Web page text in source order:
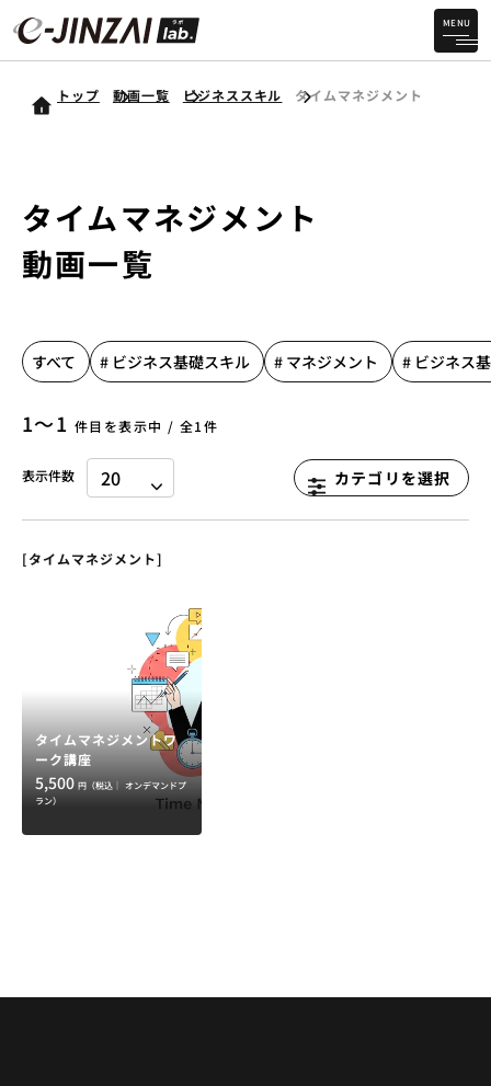
MENU
トップ 動画一覧 ビジネススキル タイムマネジメント
タイムマネジメント
動画一覧
すべて # ビジネス基礎スキル # マネジメント # ビジネス
1〜1 件目を表示中 / 全1件
表示件数 カテゴリを選択
[タイムマネジメント]
タイムマネジメントワ
ーク講座
5,500円（税込｜
オンデマンドプ
ラン）